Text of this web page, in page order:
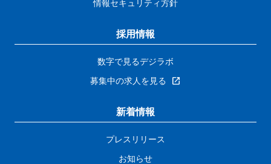
情報セキュリティ方針
採用情報
数字で見るデジラボ
募集中の求人を見る
新着情報
プレスリリース
お知らせ